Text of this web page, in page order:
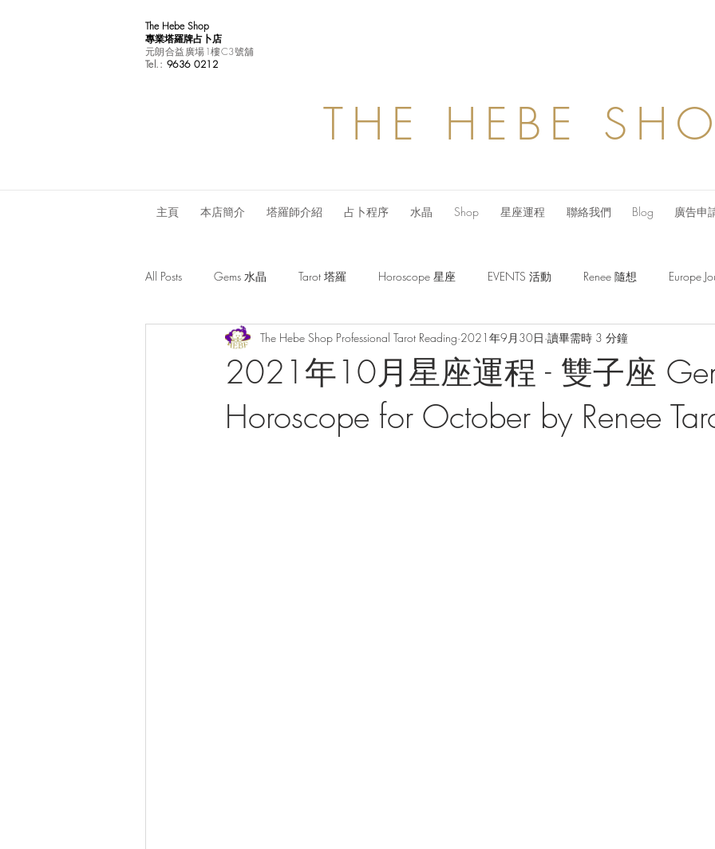
The Hebe Shop
專業塔羅牌占卜店
元朗合益廣場1樓C3號舖
Tel.: 9636 0212
THE HEBE
主頁 本店簡介 塔羅師介紹 占卜程序 水晶 Shop 星座運程 聯絡我們 Blog 廣告申
All Posts Gems 水晶 Tarot 塔羅 Horoscope 星座 EVENTS 活動 Renee 隨想 Europe
Monthly Horoscope 每月星座運程
2021年10月星座運程 - 雙子座
Horoscope for October by Renee
The Hebe Shop Professional Tarot Reading 2021年9月30日 讀畢需時 3 分鐘